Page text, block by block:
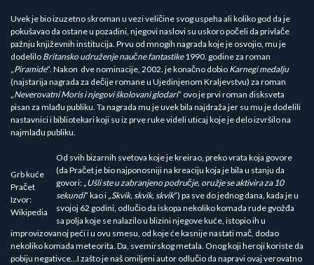
Uvek je bio izuzetno skroman u vezi veličine svog uspeha ali koliko god da je
pokušavao da ostane u pozadini, njegovi naslovi su uskoro počeli da privlače
pažnju književnih institucija. Prvu od mnogih nagrada koje je osvojio, mu je
dodelilo Britansko udruženje naučne fantastike1990. godine za roman
„Piramide“. Nakon dve nominacije, 2002. je konačno dobio Karnegi medalju
(najstarija nagrada za dečije romane u Ujedinjenom Kraljevstvu) za roman
„Neverovatni Moris i njegovi školovani glodari“ ovo je prvi roman disksveta
pisan za mlađu publiku. Ta nagrada mu je uvek bila najdraža jer su mu je dodelili
nastavnici i bibliotekari koji su iz prve ruke videli uticaj koje je delo izvršilo na
najmlađu publiku.
Grb kuće
Pračet
Izvor:
Wikipedia
Od svih bizarnih svetova koje je kreirao, preko vrata koja govore
(da Pračet je bio najponosniji na kreaciju koja je bila u stanju da
govori: „Ušli ste u zabranjeno područje, oružje se aktivira za 10
sekundi“ kao i „Skvik, skvik, skvik“) pa sve do jednog dana, kada je u
svojoj 62 godini, odlučio da iskopa nekoliko komada rude gvožđa
sa polja koje se nalazilo u blizini njegove kuće, istopio ih u
improvizovanoj peći i u ovu smesu, od koje će kasnije nastati mač, dodao
nekoliko komada meteorita. Da, svemirskog metala. Onog koji heroji koriste da
pobiju negativce…I zašto je naš omiljeni autor odlučio da napravi ovaj verovatno